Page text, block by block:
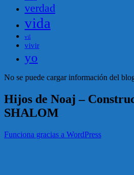
verdad
vida
vil
vivir
yo
No se puede cargar información del
Hijos de Noaj –
SHALOM
Funciona gracias a WordPress